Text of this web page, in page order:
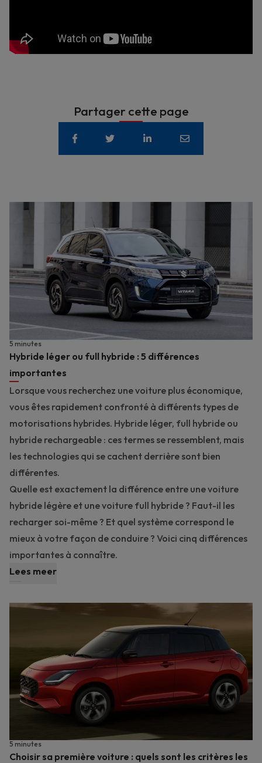
Partager cette page
Hybride léger ou full hybride : 5 différences
importantes
5 minutes
Lorsque vous recherchez une voiture plus économique,
vous êtes rapidement confronté à différents types de
motorisations hybrides. Hybride léger, full hybride ou
hybride rechargeable : ces termes se ressemblent, mais
les technologies qui se cachent derrière sont bien
différentes.
Quelle est exactement la différence entre une voiture
hybride légère et une voiture full hybride ? Faut-il les
recharger soi-même ? Et quel système correspond le
mieux à votre façon de conduire ? Voici cinq différences
importantes à connaître.
Lees meer
Choisir sa première voiture : quels sont les critères les
5 minutes